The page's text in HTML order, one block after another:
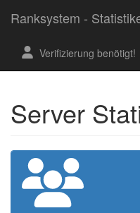
Ranksystem -
Verifizierung benötigt!
Server